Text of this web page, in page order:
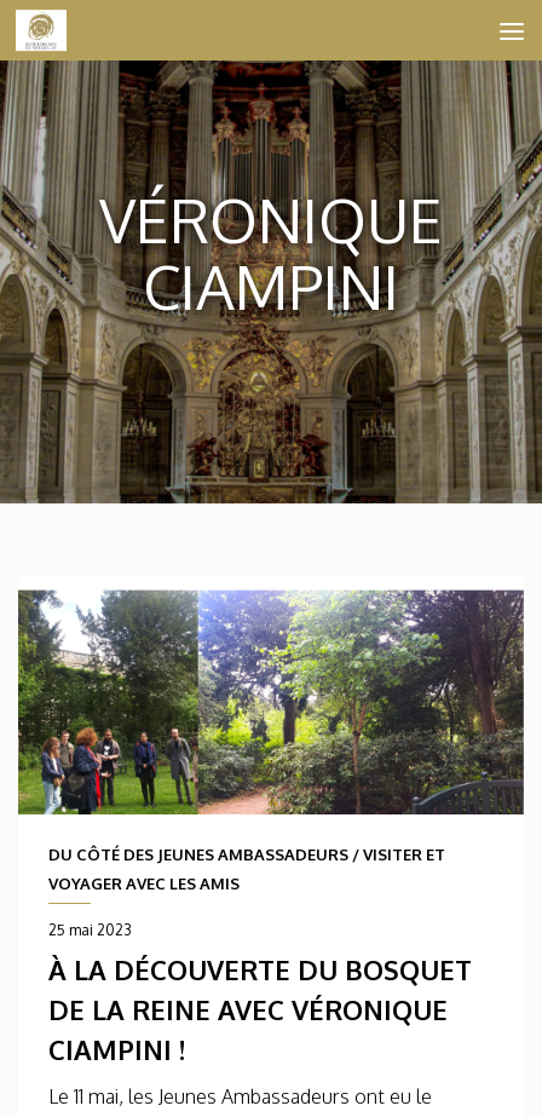
Skip to content
VÉRONIQUE
CIAMPINI
DU CÔTÉ DES JEUNES AMBASSADEURS /VISITER ET
VOYAGER AVEC LES AMIS
25 mai 2023
À LA DÉCOUVERTE DU BOSQUET
DE LA REINE AVEC VÉRONIQUE
CIAMPINI !
Le 11 mai, les Jeunes Ambassadeurs ont eu le